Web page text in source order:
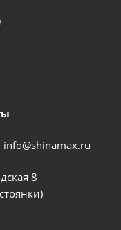
info@shinamax.ru
8